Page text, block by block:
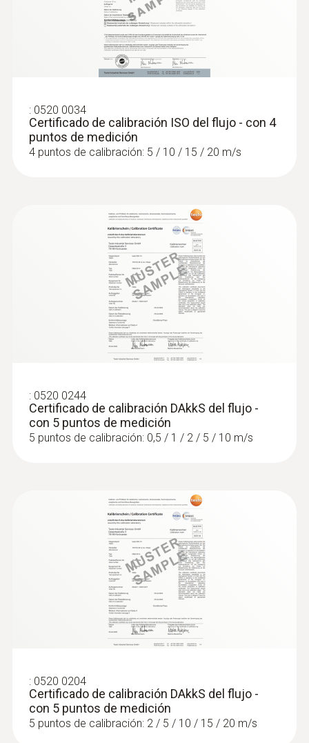
estructurado para la medición a largo plazo
así como para determinar la concentración
de CO en recintos interiores, p. ej. en salas
de calefacción
Sonda de CO (digital) - con cable
Intuitiva: El menú de medición claramente
estructurado para la medición a largo plazo
así como para determinar la concentración
de CO en recintos interiores, p. ej. en salas
de calefacción
: 0520 0034
Certificado de calibración ISO del flujo - con 4
puntos de medición
4 puntos de calibración: 5 / 10 / 15 / 20 m/s
: 0520 0244
Certificado de calibración DAkkS del flujo -
con 5 puntos de medición
5 puntos de calibración: 0,5 / 1 / 2 / 5 / 10 m/s
: 0520 0204
Certificado de calibración DAkkS del flujo -
con 5 puntos de medición
5 puntos de calibración: 2 / 5 / 10 / 15 / 20 m/s